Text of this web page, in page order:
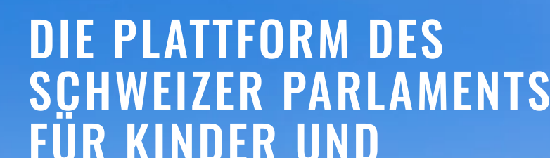
DIE PLATTFORM DES
SCHWEIZER PARLAMENTS
FÜR KINDER UND